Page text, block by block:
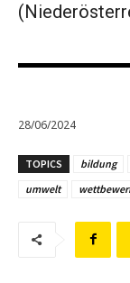
28/06/2024
TOPICS bildung
umwelt